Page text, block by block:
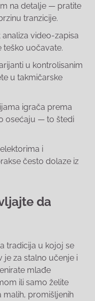
na detalje — pratite
tranzicije.
video-zapisa
uočavate.
u kontrolisanim
u takmičarske
igrača prema
osećaju — to štedi
i
često dolaze iz
da
tradicija u kojoj se
za stalno učenje i
mlađe
ili samo želite
malih, promišljenih